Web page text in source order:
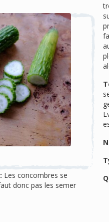
donc pas les semer